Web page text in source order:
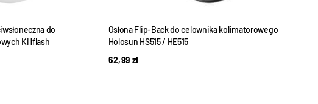
do
Killflash
Osłona Flip-Back do celownika kolimatorowego
Holosun HS515 / HE515
62,99 zł